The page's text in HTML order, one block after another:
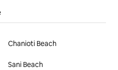
Chanioti Beach
Sani Beach